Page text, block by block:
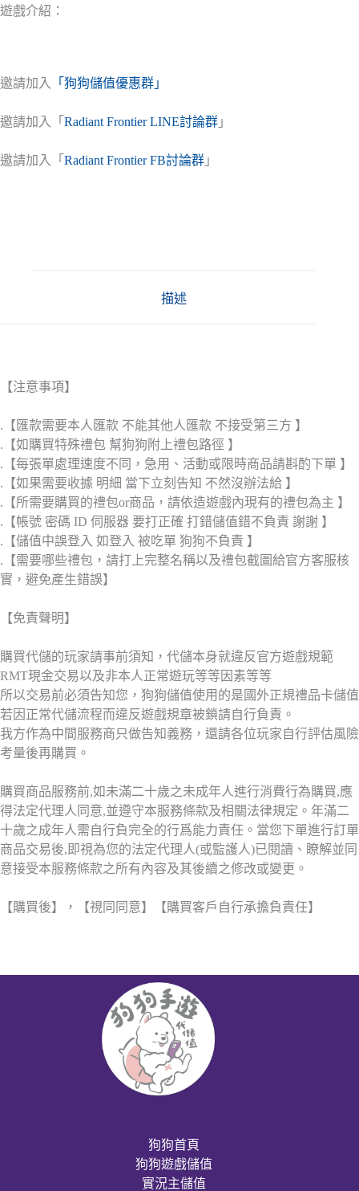
NT$10,000
遊戲介紹：
邀請加入 「狗狗儲值優惠群」
邀請加入「 Radiant Frontier LINE討論群 」
邀請加入「 Radiant Frontier FB討論群 」
描述
【注意事項】
.【匯款需要本人匯款 不能其他人匯款 不接受第三方 】
.【如購買特殊禮包 幫狗狗附上禮包路徑 】
.【每張單處理速度不同，急用、活動或限時商品請斟酌下單 】
.【如果需要收據 明細 當下立刻告知 不然沒辦法給 】
.【所需要購買的禮包or商品，請依造遊戲內現有的禮包為主 】
.【帳號 密碼 ID 伺服器 要打正確 打錯儲值錯不負責 謝謝 】
.【儲值中誤登入 如登入 被吃單 狗狗不負責 】
.【需要哪些禮包，請打上完整名稱以及禮包截圖給官方客服核
實，避免產生錯誤】
【免責聲明】
購買代儲的玩家請事前須知，代儲本身就違反官方遊戲規範
RMT現金交易以及非本人正常遊玩等等因素等等
所以交易前必須告知您，狗狗儲值使用的是國外正規禮品卡儲值
若因正常代儲流程而違反遊戲規章被鎖請自行負責。
我方作為中間服務商只做告知義務，還請各位玩家自行評估風險
考量後再購買。
購買商品服務前,如未滿二十歲之未成年人進行消費行為購買,應
得法定代理人同意,並遵守本服務條款及相關法律規定。年滿二
十歲之成年人需自行負完全的行爲能力責任。當您下單進行訂單
商品交易後,即視為您的法定代理人(或監護人)已閱讀、瞭解並同
意接受本服務條款之所有內容及其後續之修改或變更。
【購買後】，【視同同意】【購買客戶自行承擔負責任】
狗狗首頁
狗狗遊戲儲值
實況主儲值